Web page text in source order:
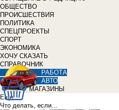
ОБЩЕСТВО
ПРОИСШЕСТВИЯ
ПОЛИТИКА
СПЕЦПРОЕКТЫ
СПОРТ
ЭКОНОМИКА
ХОЧУ СКАЗАТЬ
СПРАВОЧНИК
РАБОТА
АВТО
МАГАЗИНЫ
Еще
Что делать, если...